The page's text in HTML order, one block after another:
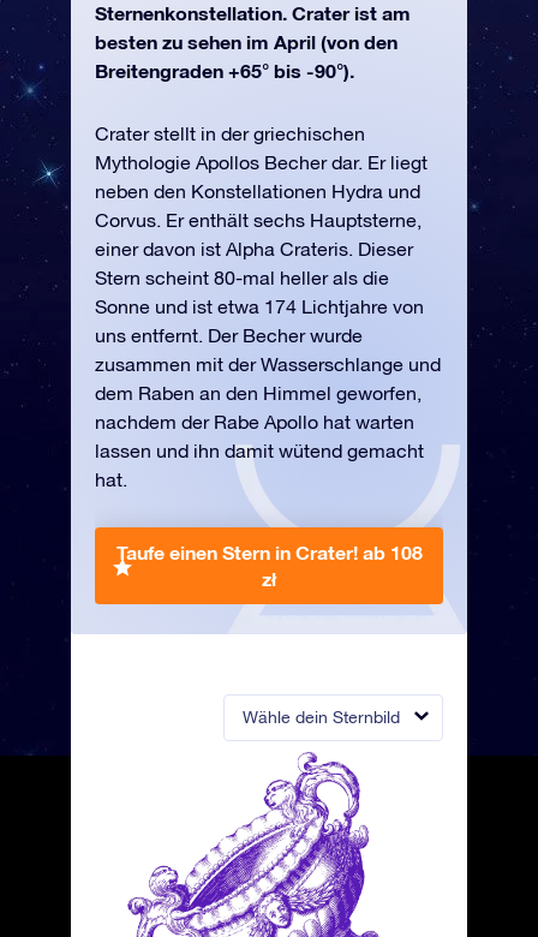
Wähle dein Sternbild
Sternenkonstellation. Crater ist am
besten zu sehen im April (von den
Breitengraden +65° bis -90°).
Crater stellt in der griechischen
Mythologie Apollos Becher dar. Er liegt
neben den Konstellationen Hydra und
Corvus. Er enthält sechs Hauptsterne,
einer davon ist Alpha Crateris. Dieser
Stern scheint 80-mal heller als die
Sonne und ist etwa 174 Lichtjahre von
uns entfernt. Der Becher wurde
zusammen mit der Wasserschlange und
dem Raben an den Himmel geworfen,
nachdem der Rabe Apollo hat warten
lassen und ihn damit wütend gemacht
hat.
Taufe einen Stern in Crater! ab 108
zł